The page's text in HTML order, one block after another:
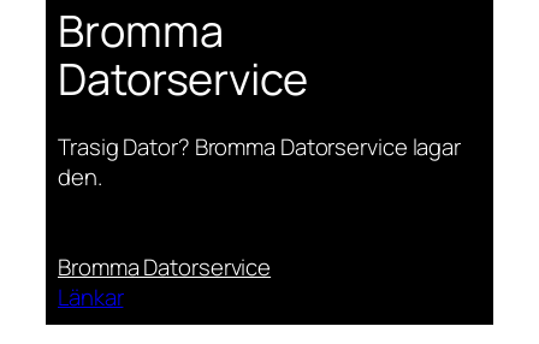
Bromma
Datorservice
Trasig Dator? Bromma Datorservice lagar
den.
Bromma Datorservice
Länkar